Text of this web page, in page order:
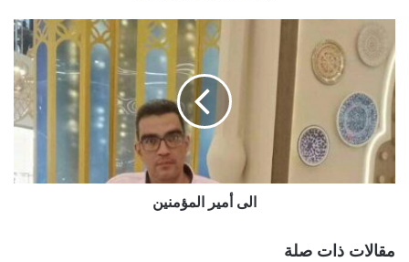
الى أمير المؤمنين
مقالات ذات صلة